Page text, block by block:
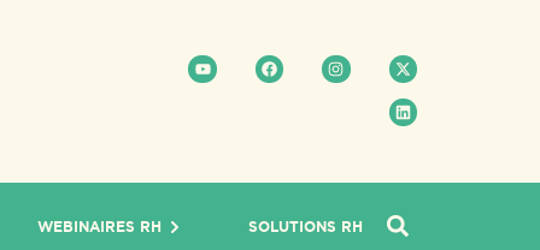
WEBINAIRES RH SOLUTIONS RH